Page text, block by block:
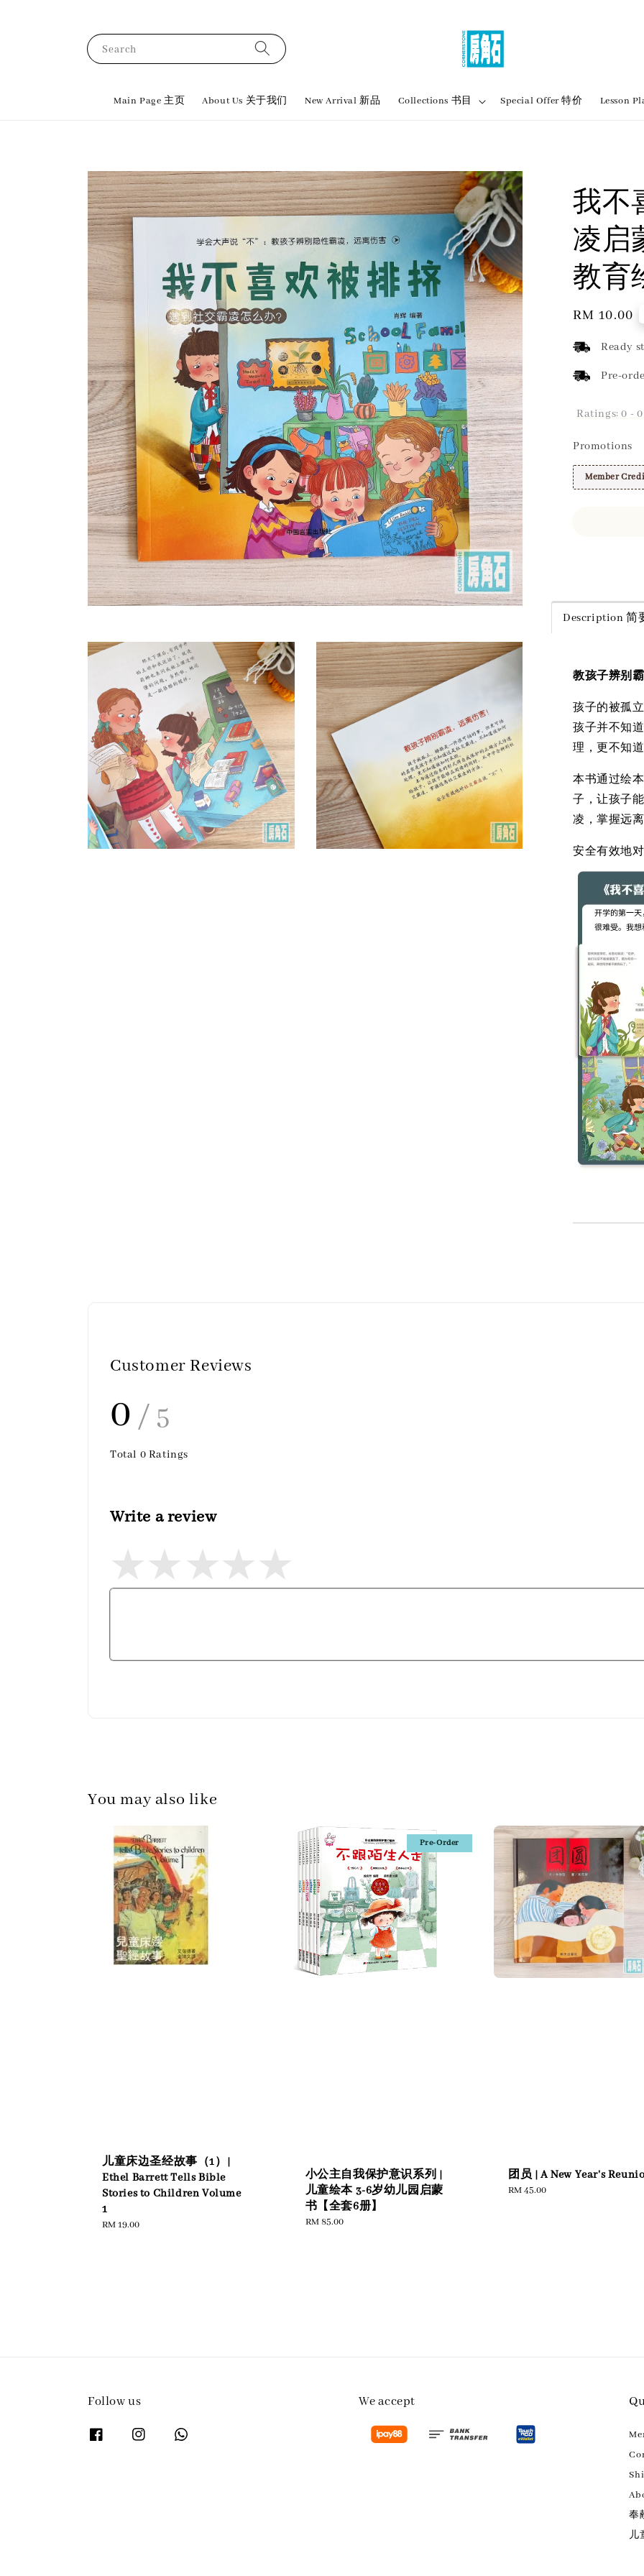
Search
Main Page 主页 About Us 关于我们 New Arrival 新品 Collections 书目 Special Offer 特价 Lesson
我不
凌启
教育
Regular
price
RM 10.00
Ready
Pre-
Ratings:0 - 0
Promotions
Member
Description 简
教孩子辨别
孩子的被孤
孩子并不知
理，更不知
本书通过绘
子，让孩子
凌，掌握远
安全有效地对
Customer Reviews
0 / 5
Total 0 Ratings
Write a review
You may also like
儿童床边圣经故事（1）|
Ethel Barrett Tells Bible
Stories to Children Volume
1
Regular
RM 19.00
Pre-Order
小公主自我保护意识系列 |
儿童绘本 3-6岁幼儿园启蒙
书【全套6册】
Regular
RM 85.00
团员 | A New Year's
Regular
RM 45.00
Follow us We accept
奉
儿